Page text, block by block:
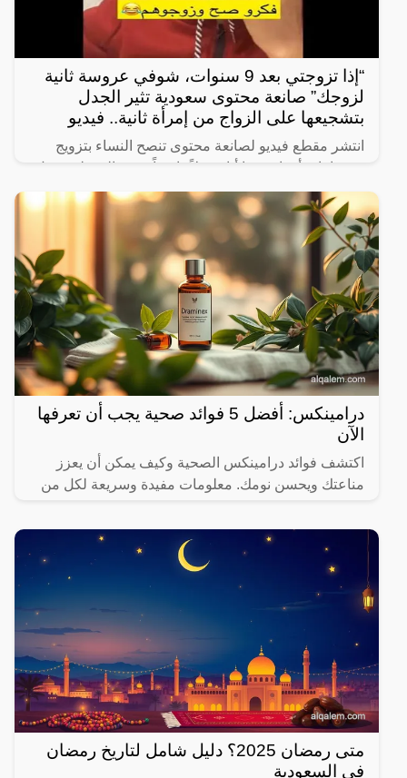
“إذا تزوجتي بعد 9 سنوات، شوفي عروسة ثانية
لزوجك” صانعة محتوى سعودية تثير الجدل
بتشجيعها على الزواج من إمرأة ثانية.. فيديو
انتشر مقطع فيديو لصانعة محتوى تنصح النساء بتزويج
زوجها بامرأة ثانية، ما أثار جدلاً واسعاً. وفي المقطع، تقول
الصانعة: “إذا تزوجتي بعد 9 سنوات، شوفي عروسة ثانية
درامينكس: أفضل 5 فوائد صحية يجب أن تعرفها
الآن
اكتشف فوائد درامينكس الصحية وكيف يمكن أن يعزز
مناعتك ويحسن نومك. معلومات مفيدة وسريعة لكل من
متى رمضان 2025؟ دليل شامل لتاريخ رمضان
في السعودية